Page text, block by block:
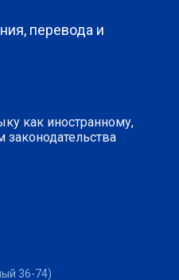
перевода и
как иностранному,
законодательства
36-74)